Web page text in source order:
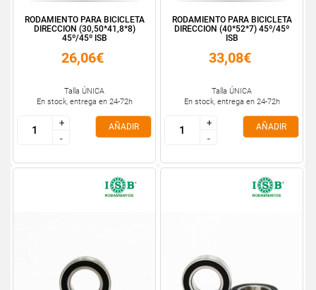
RODAMIENTO PARA BICICLETA
DIRECCION (30,50*41,8*8)
45º/45º ISB
26,06€
Talla ÚNICA
En stock, entrega en 24-72h
+
-
+
-
AÑADIR
RODAMIENTO PARA BICICLETA
DIRECCION (40*52*7) 45º/45º
ISB
33,08€
Talla ÚNICA
En stock, entrega en 24-72h
+
-
+
-
AÑADIR